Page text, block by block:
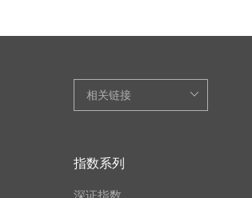
指数系列
深证指数